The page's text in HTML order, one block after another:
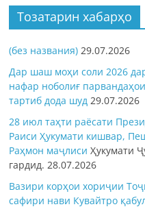
Тозатарин хабарҳо
(без названия) 29.07.2026
Дар шаш моҳи соли 2026
нафар ноболиғ
тартиб дода шуд 29.07.2026
28 июл таҳти раёсати
Раиси Ҳукумати кишвар,
Раҳмон маҷлисиҲукумати
гардид.28.07.2026
Вазири корҳои хориҷии
сафири нави Кувайтро